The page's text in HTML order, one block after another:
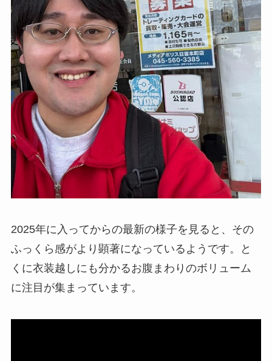
2025年に入ってからの最新の様子を見ると、その
ふっくら感がより顕著になっているようです。と
くに衣装越しにも分かるお腹まわりのボリューム
に注目が集まっています。